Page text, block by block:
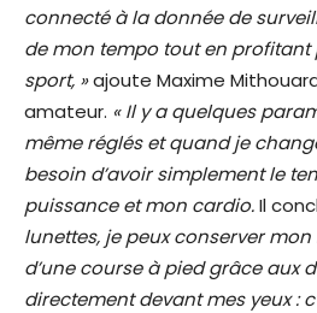
connecté à la donnée de
de mon tempo tout en
sport, »ajoute Maxime
amateur. « Il y a quelques
même réglés et quand je
besoin d’avoir simplement le
puissance et mon cardio.Il
lunettes, je peux conserver
d’une course à pied grâce aux
directement devant mes yeux :